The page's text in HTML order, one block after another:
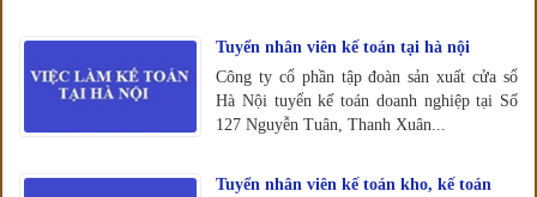
Tuyển nhân viên kế toán tại hà nội
Công ty cổ phần tập đoàn sản xuất cửa sổ
Hà Nội tuyển kế toán doanh nghiệp tại Số
127 Nguyễn Tuân, Thanh Xuân...
Tuyển nhân viên kế toán kho, kế toán